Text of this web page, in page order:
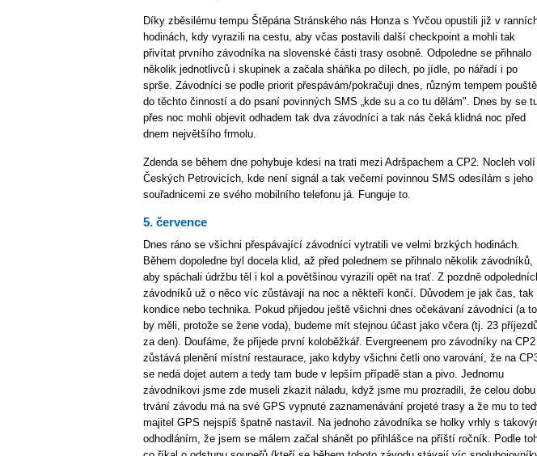
Díky zběsilému tempu Štěpána Stránského nás Honza s Yvčou opustili již v
hodinách, kdy vyrazili na cestu, aby včas postavili další checkpoint a mohli tak
přivítat prvního závodníka na slovenské části trasy osobně. Odpoledne se přihnalo
několik jednotlivců i skupinek a začala sháňka po dílech, po jídle, po nářadí i po
sprše. Závodníci se podle priorit přespávám/pokračuji dnes, různým tempem
do těchto činností a do psaní povinných SMS „kde su a co tu dělám". Dnes by se
přes noc mohli objevit odhadem tak dva závodníci a tak nás čeká klidná noc před
dnem největšího frmolu.
Zdenda se během dne pohybuje kdesi na trati mezi Adršpachem a CP2. Nocleh
Českých Petrovicích, kde není signál a tak večerní povinnou SMS odesílám s jeho
souřadnicemi ze svého mobilního telefonu já. Funguje to.
5. července
Dnes ráno se všichni přespávající závodníci vytratili ve velmi brzkých hodinách.
Během dopoledne byl docela klid, až před polednem se přihnalo několik závodníků,
aby spáchali údržbu těl i kol a povětšinou vyrazili opět na trať. Z pozdně
závodníků už o něco víc zůstávají na noc a někteří končí. Důvodem je jak čas, tak
kondice nebo technika. Pokud přijedou ještě všichni dnes očekávaní závodníci (a to
by měli, protože se žene voda), budeme mít stejnou účast jako včera (tj. 23
za den). Doufáme, že přijede první koloběžkář. Evergreenem pro závodníky na CP2
zůstává plenění místní restaurace, jako kdyby všichni četli ono varování, že na
se nedá dojet autem a tedy tam bude v lepším případě stan a pivo. Jednomu
závodníkovi jsme zde museli zkazit náladu, když jsme mu prozradili, že celou dobu
trvání závodu má na své GPS vypnuté zaznamenávání projeté trasy a že mu to
majitel GPS nejspíš špatně nastavil. Na jednoho závodníka se holky vrhly s
odhodláním, že jsem se málem začal shánět po přihlášce na příští ročník. Podle